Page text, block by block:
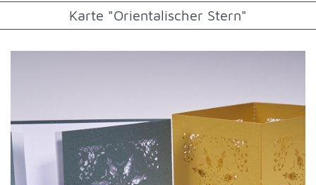
Karte "Orientalischer Stern"